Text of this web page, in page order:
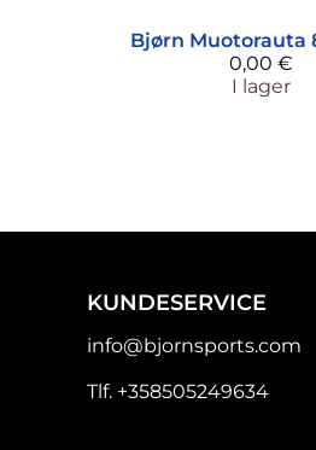
Bjørn Muotorauta
0,00 €
I lager
KUNDESERVICE
info@bjornsports.com
Tlf. +358505249634